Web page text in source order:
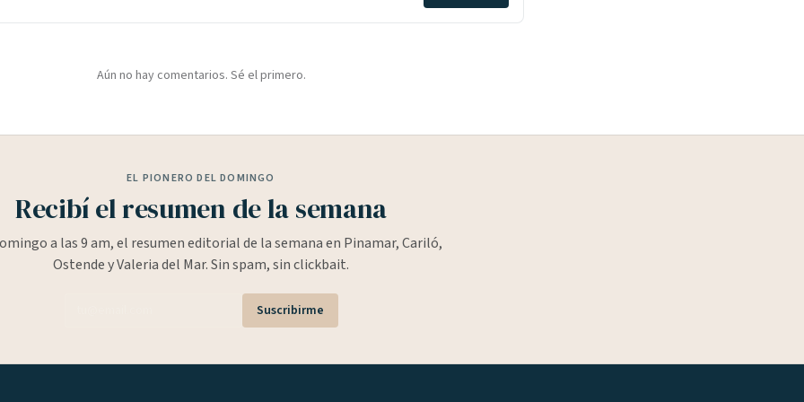
Aún no hay comentarios. Sé el primero.
EL PIONERO DEL DOMINGO
Recibí el resumen de la semana
a las 9 am, el resumen editorial de la semana en Pinamar, Cariló,
Ostende y Valeria del Mar. Sin spam, sin clickbait.
Suscribirme